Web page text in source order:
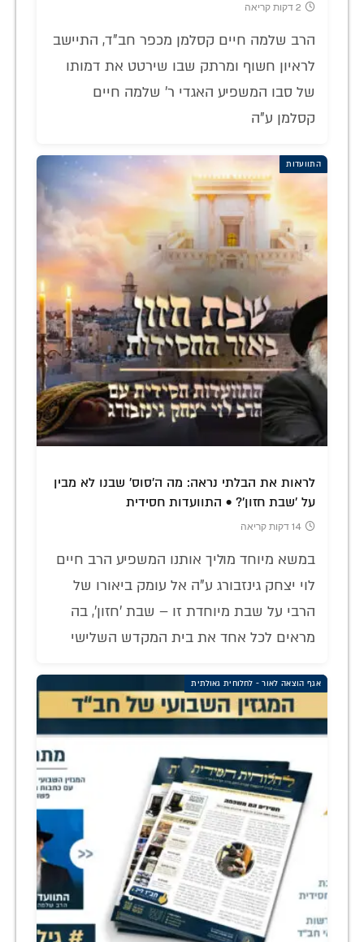
2 דקות קריאה
הרב שלמה חיים קסלמן מכפר חב"ד, התיישב
לראיון חשוף ומרתק שבו שירטט את דמותו
של סבו המשפיע האגדי ר' שלמה חיים
קסלמן ע"ה
התוועדות
לראות את הבלתי נראה: מה ה'סוס' שבנו לא מבין
על 'שבת חזון'? • התוועדות חסידית
14 דקות קריאה
במשא מיוחד מוליך אותנו המשפיע הרב חיים
לוי יצחק גינזבורג ע"ה אל עומק ביאורו של
הרבי על שבת מיוחדת זו – שבת 'חזון', בה
מראים לכל אחד את בית המקדש השלישי
אגף הוצאה לאור - לחלוחית גאולתית